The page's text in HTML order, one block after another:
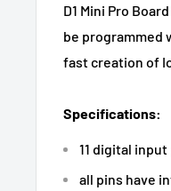
D1 Mini Pro
be programmed
fast creation of
Specifications:
11 digital input
all pins have